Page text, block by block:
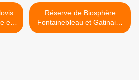
et
au
Réserve de Biosphère
Fontainebleau et Gatinais :
une association financée en